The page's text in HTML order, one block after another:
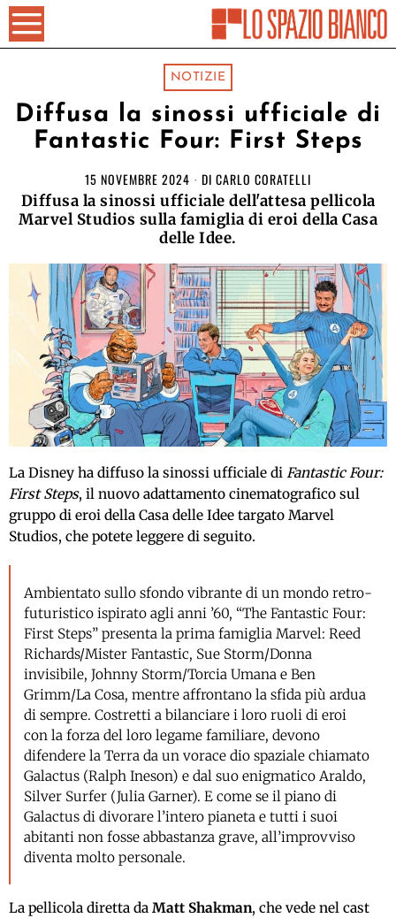
NOTIZIE
Diffusa la sinossi ufficiale di
Fantastic Four: First Steps
15 NOVEMBRE 2024 DI CARLO CORATELLI
Diffusa la sinossi ufficiale dell'attesa pellicola
Marvel Studios sulla famiglia di eroi della Casa
delle Idee.
La Disney ha diffuso la sinossi ufficiale di Fantastic Four:
First Steps, il nuovo adattamento cinematografico sul
gruppo di eroi della Casa delle Idee targato Marvel
Studios, che potete leggere di seguito.
Ambientato sullo sfondo vibrante di un mondo retro-
futuristico ispirato agli anni ’60, “The Fantastic Four:
First Steps” presenta la prima famiglia Marvel: Reed
Richards/Mister Fantastic, Sue Storm/Donna
invisibile, Johnny Storm/Torcia Umana e Ben
Grimm/La Cosa, mentre affrontano la sfida più ardua
di sempre. Costretti a bilanciare i loro ruoli di eroi
con la forza del loro legame familiare, devono
difendere la Terra da un vorace dio spaziale chiamato
Galactus (Ralph Ineson) e dal suo enigmatico Araldo,
Silver Surfer (Julia Garner). E come se il piano di
Galactus di divorare l’intero pianeta e tutti i suoi
abitanti non fosse abbastanza grave, all’improvviso
diventa molto personale.
La pellicola diretta da Matt Shakman, che vede nel cast